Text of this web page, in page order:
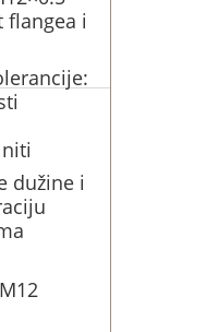
flangea i
dužine i